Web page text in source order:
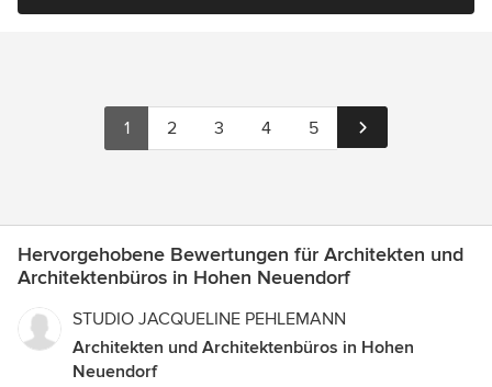
1 2 3 4 5
Hervorgehobene Bewertungen für Architekten und
Architektenbüros in Hohen Neuendorf
STUDIO JACQUELINE PEHLEMANN
Architekten und Architektenbüros in Hohen
Neuendorf